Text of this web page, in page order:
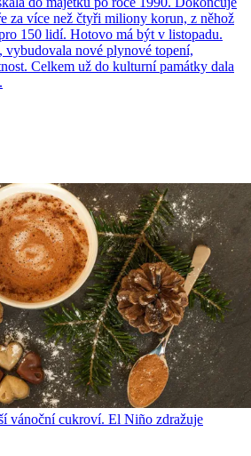
za více než čtyři miliony korun, z něhož
150 lidí. Hotovo má být v listopadu.
vybudovala nové plynové topení,
Celkem už do kulturní památky dala
vánoční cukroví. El Niño zdražuje